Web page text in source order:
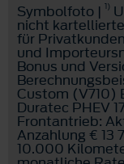
Symbolfoto | 1)
nicht
für
und
Bonus und
Custom (V710)
Duratec PHEV
Frontantrieb:
Anzahlung € 13
10.000